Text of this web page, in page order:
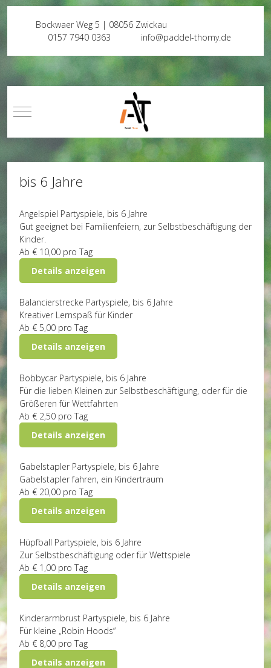
Bockwaer Weg 5 | 08056 Zwickau
0157 7940 0363
info@paddel-thomy.de
Mobile Menu Toggle
bis 6 Jahre
Angelspiel Partyspiele, bis 6 Jahre
Gut geeignet bei Familienfeiern, zur Selbstbeschäftigung der
Kinder.
Ab € 10,00 pro Tag
Details anzeigen
Balancierstrecke Partyspiele, bis 6 Jahre
Kreativer Lernspaß für Kinder
Ab € 5,00 pro Tag
Details anzeigen
Bobbycar Partyspiele, bis 6 Jahre
Für die lieben Kleinen zur Selbstbeschäftigung, oder für die
Größeren für Wettfahrten
Ab € 2,50 pro Tag
Details anzeigen
Gabelstapler Partyspiele, bis 6 Jahre
Gabelstapler fahren, ein Kindertraum
Ab € 20,00 pro Tag
Details anzeigen
Hüpfball Partyspiele, bis 6 Jahre
Zur Selbstbeschäftigung oder für Wettspiele
Ab € 1,00 pro Tag
Details anzeigen
Kinderarmbrust Partyspiele, bis 6 Jahre
Für kleine „Robin Hoods“
Ab € 8,00 pro Tag
Details anzeigen